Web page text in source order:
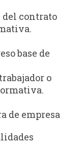
del contrato
base de
o
de empresa